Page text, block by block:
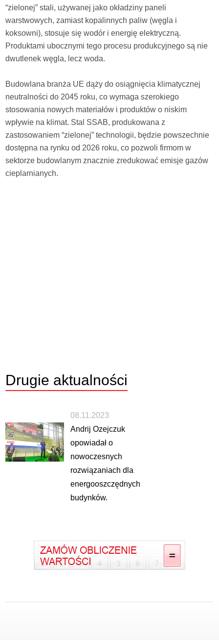
“zielonej” stali, używanej jako okładziny paneli
warstwowych, zamiast kopalinnych paliw (węgla i
koksowni), stosuje się wodór i energię elektryczną.
Produktami ubocznymi tego procesu produkcyjnego są nie
dwutlenek węgla, lecz woda.
Budowlana branża UE dąży do osiągnięcia klimatycznej
neutralności do 2045 roku, co wymaga szerokiego
stosowania nowych materiałów i produktów o niskim
wpływie na klimat. Stal SSAB, produkowana z
zastosowaniem “zielonej” technologii, będzie powszechnie
dostępna na rynku od 2026 roku, co pozwoli firmom w
sektorze budowlanym znacznie zredukować emisje gazów
cieplarnianych.
Drugie aktualności
08.11.2023
Andrij Ozejczuk
opowiadał o
nowoczesnych
rozwiązaniach dla
energooszczędnych
budynków.